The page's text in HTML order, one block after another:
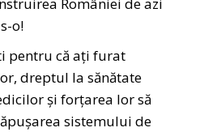
României de azi
o!
pentru că ați furat
dreptul la sănătate
și forțarea lor să
sistemului de